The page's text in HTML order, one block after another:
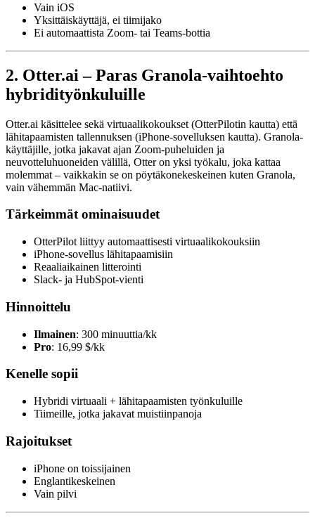
Vain iOS
Yksittäiskäyttäjä, ei tiimijako
Ei automaattista Zoom- tai Teams-bottia
2. Otter.ai – Paras Granola-vaihtoehto
hybridityönkuluille
Otter.ai käsittelee sekä virtuaalikokoukset (OtterPilotin kautta) että
lähitapaamisten tallennuksen (iPhone-sovelluksen kautta). Granola-
käyttäjille, jotka jakavat ajan Zoom-puheluiden ja
neuvotteluhuoneiden välillä, Otter on yksi työkalu, joka kattaa
molemmat – vaikkakin se on pöytäkonekeskeinen kuten Granola,
vain vähemmän Mac-natiivi.
Tärkeimmät ominaisuudet
OtterPilot liittyy automaattisesti virtuaalikokouksiin
iPhone-sovellus lähitapaamisiin
Reaaliaikainen litterointi
Slack- ja HubSpot-vienti
Hinnoittelu
Ilmainen: 300 minuuttia/kk
Pro: 16,99 $/kk
Kenelle sopii
Hybridi virtuaali + lähitapaamisten työnkuluille
Tiimeille, jotka jakavat muistiinpanoja
Rajoitukset
iPhone on toissijainen
Englantikeskeinen
Vain pilvi